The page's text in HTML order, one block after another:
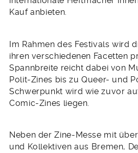
Kauf anbieten.
Im Rahmen des Festivals wird
ihren verschiedenen Facetten
Spannbreite reicht dabei von
Polit-Zines bis zu Queer- und
Schwerpunkt wird wie zuvor
Comic-Zines liegen.
Neben der Zine-Messe mit
und Kollektiven aus Bremen,